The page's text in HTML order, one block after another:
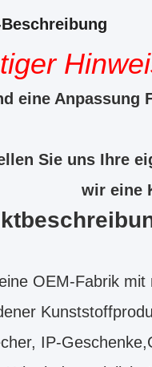
eine Anpassung
Sie uns Ihre
wir eine
OEM-Fabrik
IP-